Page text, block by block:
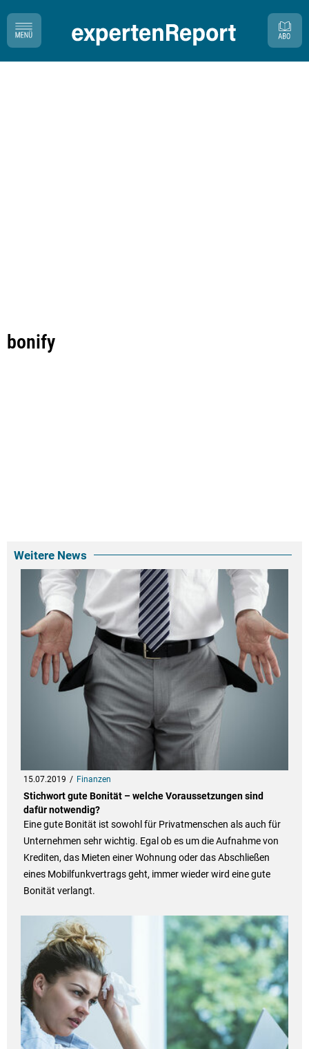
bonify
Weitere News
15.07.2019 Finanzen
Stichwort gute Bonität – welche Voraussetzungen sind
dafür notwendig?
Eine gute Bonität ist sowohl für Privatmenschen als auch für
Unternehmen sehr wichtig. Egal ob es um die Aufnahme von
Krediten, das Mieten einer Wohnung oder das Abschließen
eines Mobilfunkvertrags geht, immer wieder wird eine gute
Bonität verlangt.